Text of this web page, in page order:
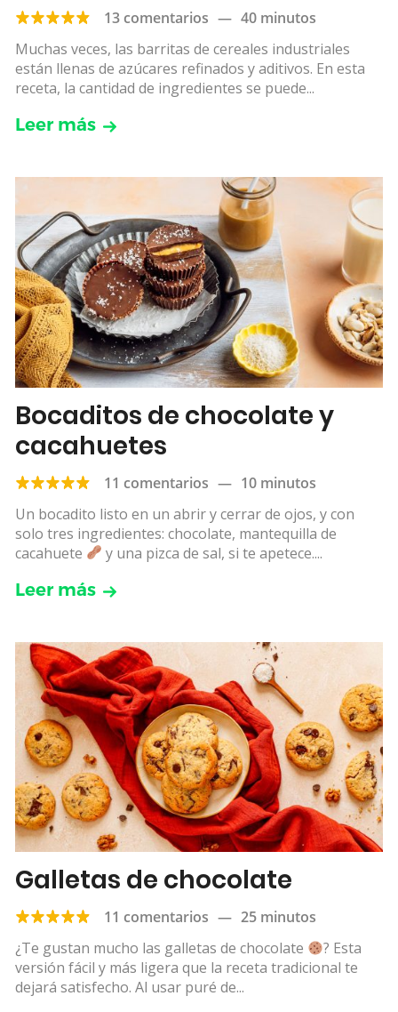
13 comentarios — 40 minutos
Muchas veces, las barritas de cereales industriales
están llenas de azúcares refinados y aditivos. En esta
receta, la cantidad de ingredientes se puede...
Leer más
Bocaditos de chocolate y
cacahuetes
11 comentarios — 10 minutos
Un bocadito listo en un abrir y cerrar de ojos, y con
solo tres ingredientes: chocolate, mantequilla de
cacahuete
y una pizca de sal, si te apetece....
Leer más
Galletas de chocolate
11 comentarios — 25 minutos
¿Te gustan mucho las galletas de chocolate
? Esta
versión fácil y más ligera que la receta tradicional te
dejará satisfecho. Al usar puré de...